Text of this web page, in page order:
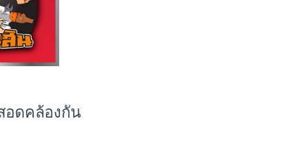
อดคล้องกัน